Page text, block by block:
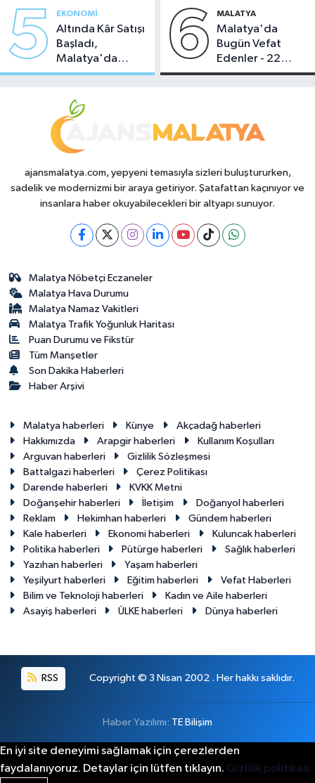
5 EKONOMI
Altında Kâr Satışı
Başladı,
Malatya'da
Makas Ne
6 MALATYA
Malatya'da
Bugün Vefat
Edenler - 22
Temmuz 2026
ajansmalatya.com, yepyeni temasıyla sizleri buluştururken,
sadelik ve modernizmi bir araya getiriyor. Şatafattan kaçınıyor ve
insanlara haber okuyabilecekleri bir altyapı sunuyor.
Malatya Nöbetçi Eczaneler
Malatya Hava Durumu
Malatya Namaz Vakitleri
Malatya Trafik Yoğunluk Haritası
Puan Durumu ve Fikstür
Tüm Manşetler
Son Dakika Haberleri
Haber Arşivi
Malatya haberleri Künye
Akçadağ haberleri
Hakkımızda
Arapgir haberleri
Kullanım Koşulları
Arguvan haberleri
Gizlilik Sözleşmesi
Battalgazi haberleri
Çerez Politikası
Darende haberleri
KVKK Metni
Doğanşehir haberleri
İletişim
Doğanyol haberleri
Reklam
Hekimhan haberleri
Gündem haberleri
Kale haberleri
Ekonomi haberleri
Kuluncak haberleri
Politika haberleri
Pütürge haberleri
Sağlık haberleri
Yazıhan haberleri
Yaşam haberleri
Yeşilyurt haberleri
Eğitim haberleri
Vefat Haberleri
Bilim ve Teknoloji haberleri
Kadın ve Aile haberleri
Asayiş haberleri
ÜLKE haberleri Dünya haberleri
RSS Copyright © 3 Nisan 2002 . Her hakkı saklıdır.
Haber Yazılımı: TE Bilişim
En iyi site deneyimi sağlamak için çerezlerden
faydalanıyoruz. Detaylar için lütfen tıklayın. Gizlilik politikası